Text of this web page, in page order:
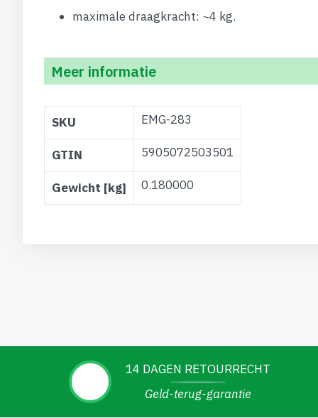
maximale draagkracht: ~4 kg.
Meer informatie
informatie
SKU EMG-283
GTIN 5905072503501
Gewicht [kg] 0.180000
14 DAGEN RETOURRECHT
Geld-terug-garantie